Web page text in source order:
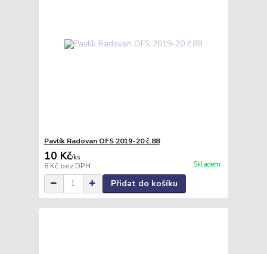
Pavlík Radovan OFS 2019-20 č.88
10 Kč/ks
8 Kč bez DPH Skladem
Přidat do košíku